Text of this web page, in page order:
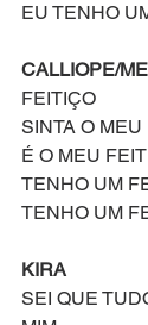
EU TENHO
CALLIOPE/
FEITIÇO
SINTA O MEU
É O MEU
TENHO UM
TENHO UM
KIRA
SEI QUE